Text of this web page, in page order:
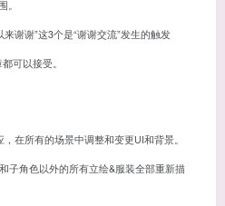
。
谢谢”这3个是“谢谢交流”发生的触发
可以接受。
在所有的场景中调整和变更UI和背景。
子角色以外的所有立绘&服装全部重新描